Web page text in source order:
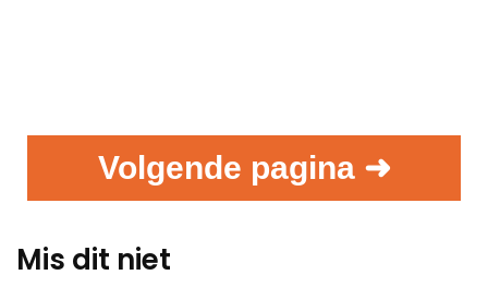
Volgende pagina ➜
Mis dit niet